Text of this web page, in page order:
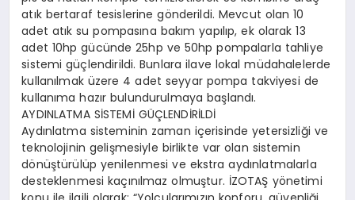
atık bertaraf tesislerine gönderildi. Mevcut olan 10
adet atık su pompasına bakım yapılıp, ek olarak 13
adet 10hp gücünde 25hp ve 50hp pompalarla tahliye
sistemi güçlendirildi. Bunlara ilave lokal müdahalelerde
kullanılmak üzere 4 adet seyyar pompa takviyesi de
kullanıma hazır bulundurulmaya başlandı.
AYDINLATMA SİSTEMİ GÜÇLENDİRİLDİ
Aydınlatma sisteminin zaman içerisinde yetersizliği ve
teknolojinin gelişmesiyle birlikte var olan sistemin
dönüştürülüp yenilenmesi ve ekstra aydınlatmalarla
desteklenmesi kaçınılmaz olmuştur. İZOTAŞ yönetimi